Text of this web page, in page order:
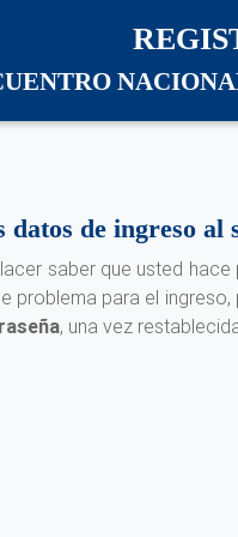
datos de ingreso al
saber que usted
problema para el
, una vez